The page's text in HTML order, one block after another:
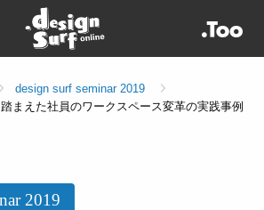
design surf seminar 2019
まえた社員のワークスペース変革の実践事例
2019